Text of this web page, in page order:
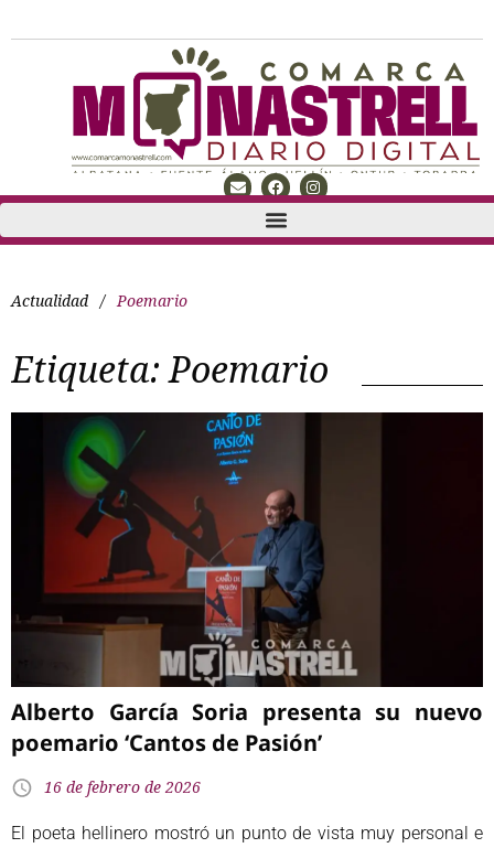
Actualidad / Poemario
Etiqueta:Poemario
Alberto García Soria presenta su nuevo
poemario ‘Cantos de Pasión’
16 de febrero de 2026
El poeta hellinero mostró un punto de vista muy personal e